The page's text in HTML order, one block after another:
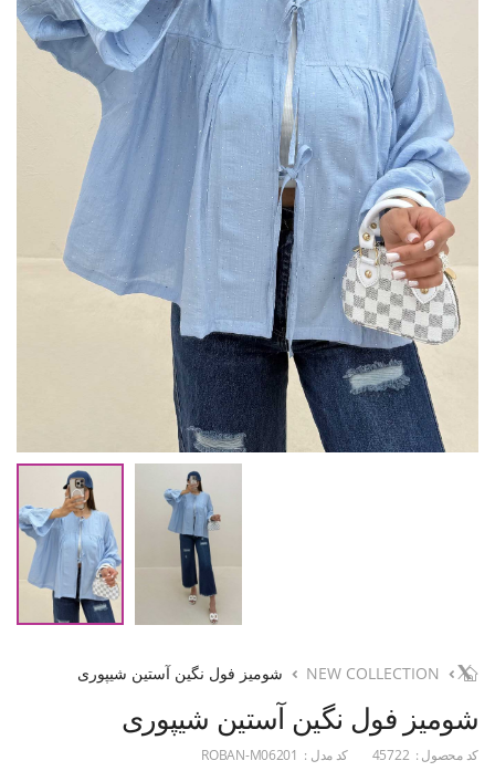
NEW COLLECTION شومیز فول نگین آستین شیپوری
شومیز فول نگین آستین شیپوری
کد محصول : 45722 کد مدل : ROBAN-M06201